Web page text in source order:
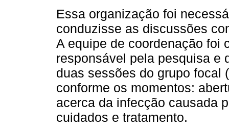
Essa organização foi
conduzisse as discussões
A equipe de coordenação foi
responsável pela pesquisa e
duas sessões do grupo focal
conforme os momentos:
acerca da infecção causada
cuidados e tratamento.